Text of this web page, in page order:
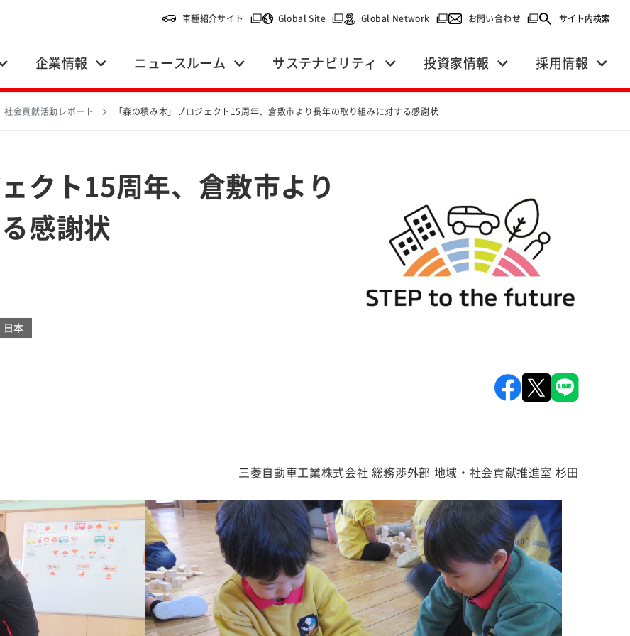
車種紹介サイト （別ウィンドウで開く）
Global Site（別ウィンドウで開く）
Global Network （別ウィンドウで開く）
お問い合わせ （別ウィンドウで開く）
サイト内検索
企業情報 ニュースルーム サステナビリティ 投資家情報 採用情報
社会貢献活動レポート 「森の積み木」プロジェクト15周年、倉敷市より長年の取り組みに対する感謝状
クト15周年、倉敷市より
感謝状
日本
三菱自動車工業株式会社 総務渉外部 地域・社会貢献推進室 杉田